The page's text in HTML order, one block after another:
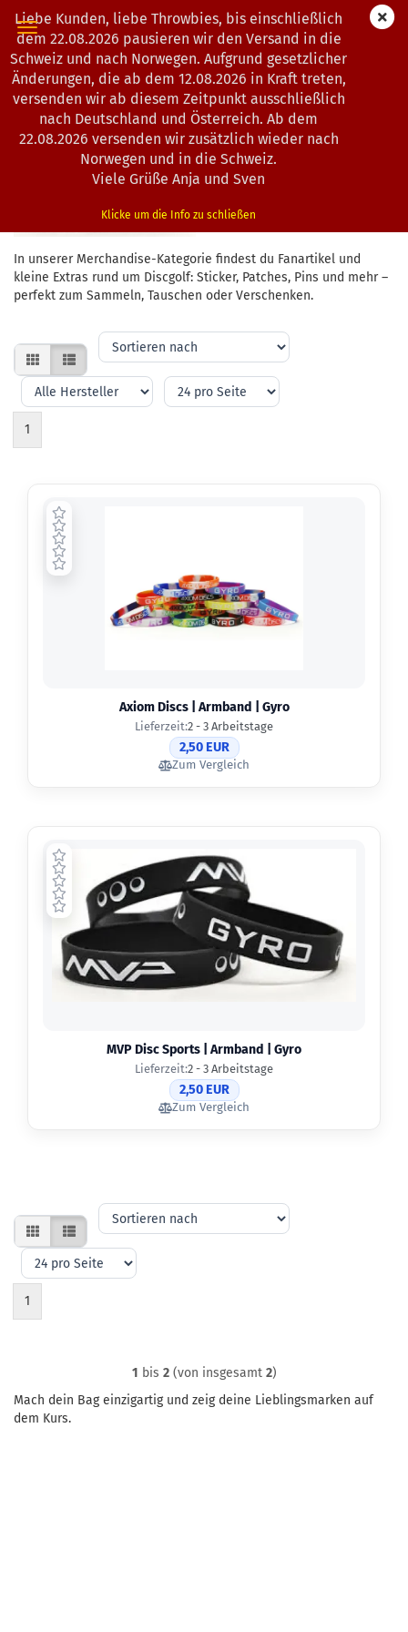
Liebe Kunden, liebe Throwbies, bis einschließlich
dem 22.08.2026 pausieren wir den Versand in die
Schweiz und nach Norwegen. Aufgrund gesetzlicher
Änderungen, die ab dem 12.08.2026 in Kraft treten,
versenden wir ab diesem Zeitpunkt ausschließlich
nach Deutschland und Österreich. Ab dem
22.08.2026 versenden wir zusätzlich wieder nach
Norwegen und in die Schweiz.
Viele Grüße Anja und Sven
Klicke um die Info zu schließen
MERCHANDISE
In unserer Merchandise-Kategorie findest du Fanartikel und
kleine Extras rund um Discgolf: Sticker, Patches, Pins und mehr –
perfekt zum Sammeln, Tauschen oder Verschenken.
Sortieren
nach
pro
Seite
pro
Seite
1
Axiom Discs | Armband | Gyro
Lieferzeit:2 - 3 Arbeitstage
2,50 EUR
Zum Vergleich
MVP Disc Sports | Armband | Gyro
Lieferzeit:2 - 3 Arbeitstage
2,50 EUR
Zum Vergleich
Sortieren
nach
pro
Seite
1
1 bis 2(von insgesamt 2)
Mach dein Bag einzigartig und zeig deine Lieblingsmarken auf
dem Kurs.